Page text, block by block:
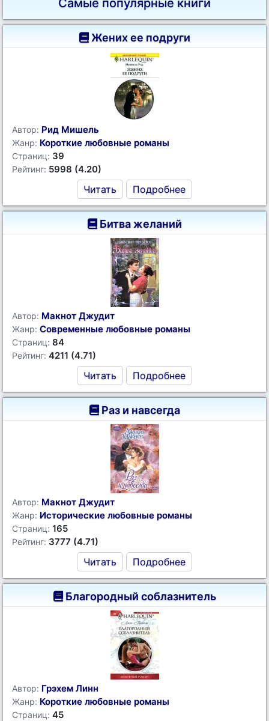
Самые популярные книги
Жених ее подруги
Автор: Рид Мишель
Жанр: Короткие любовные романы
Страниц: 39
Рейтинг: 5998 (4.20)
Читать Подробнее
Битва желаний
Автор: Макнот Джудит
Жанр: Современные любовные романы
Страниц: 84
Рейтинг: 4211 (4.71)
Читать Подробнее
Раз и навсегда
Автор: Макнот Джудит
Жанр: Исторические любовные романы
Страниц: 165
Рейтинг: 3777 (4.71)
Читать Подробнее
Благородный соблазнитель
Автор: Грэхем Линн
Жанр: Короткие любовные романы
Страниц: 45